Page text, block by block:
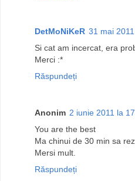
DetMoNiKeR 31 mai
Si cat am incercat, era
Merci :*
Răspundeți
Anonim 2 iunie 2011 la
You are the best
Ma chinui de 30 min sa
Mersi mult.
Răspundeți